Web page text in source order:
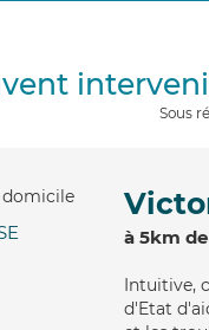
Sous
à 5km
Intuitive,
d'Etat